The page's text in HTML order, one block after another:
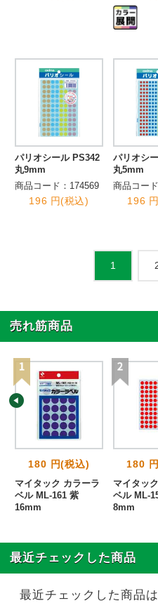
パリオシール PS342
丸9mm
商品コード：174569
196 円(税込)
パリオシ
丸5mm
商品コー
196
1
売れ筋商品
180 円(税込)
マイタック カラーラ
ベル ML-161 紫
16mm
180
マイタッ
ベル ML-
8mm
最近チェックした商品
最近チェックした商品は